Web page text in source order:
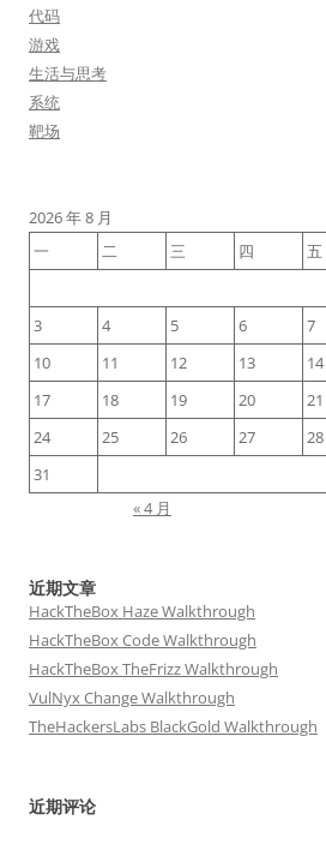
代码
游戏
生活与思考
系统
靶场
2026 年 8 月
一
二 三 四 五
3
4 5 6 7
10
11 12 13 14
17
18 19 20 21
24
25 26 27 28
31
« 4 月
近期文章
HackTheBox Haze Walkthrough
HackTheBox Code Walkthrough
HackTheBox TheFrizz Walkthrough
VulNyx Change Walkthrough
TheHackersLabs BlackGold Walkthrough
近期评论